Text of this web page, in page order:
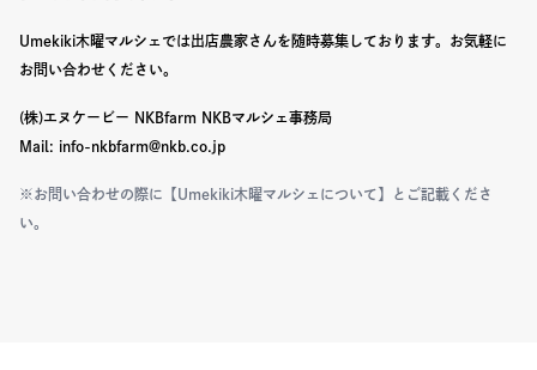
Umekiki木曜マルシェでは出店農家さんを随時募集しております。 お気軽に
お問い合わせください。
(株)エヌケービー NKBfarm NKBマルシェ事務局
Mail: info-nkbfarm@nkb.co.jp
※お問い合わせの際に【Umekiki木曜マルシェについて】とご記載くださ
い。